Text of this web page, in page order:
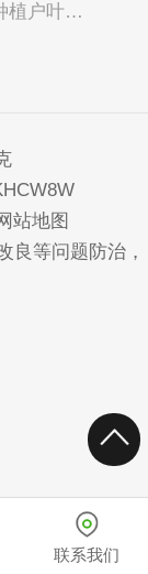
植户叶…
站地图
良等问题防治，
联系我们